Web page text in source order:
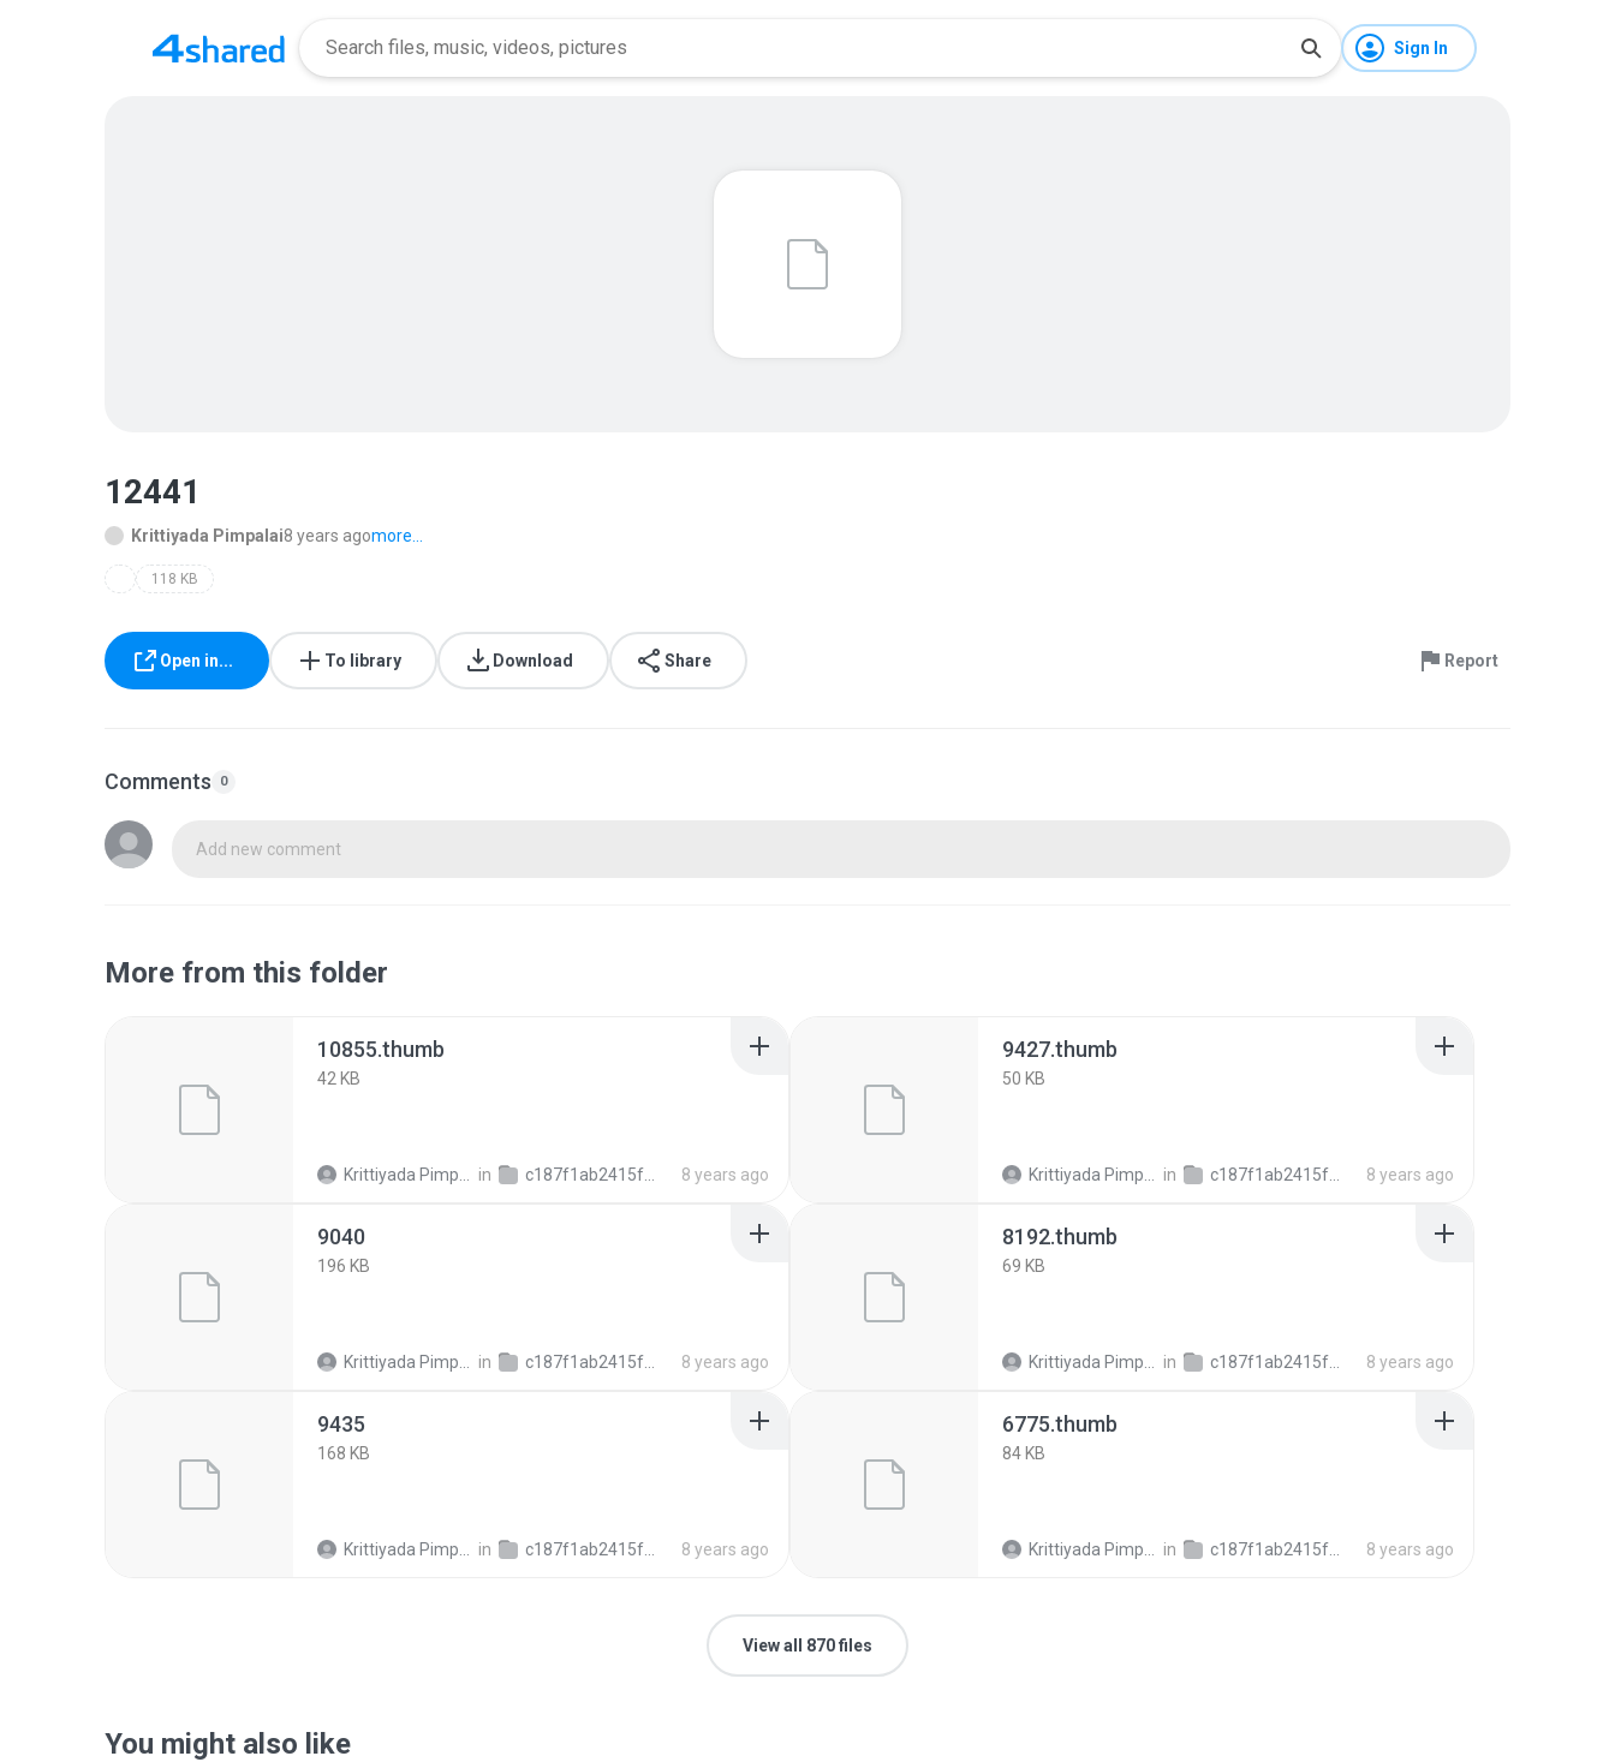
Sign In
12441
Krittiyada Pimpalai8 years agomore...
118 KB
Open in... To library Download Share Report
Comments 0
Add new comment
More from this folder
10855.thumb
42 KB
Krittiyada Pimpalai in c187f1ab2415f6106ee7b6dafa5f6c2cb 8 years ago
9427.thumb
50 KB
Krittiyada Pimpalai in c187f1ab2415f6106ee7b6dafa5f6c2cb 8 years ago
9040
196 KB
Krittiyada Pimpalai in c187f1ab2415f6106ee7b6dafa5f6c2cb 8 years ago
8192.thumb
69 KB
Krittiyada Pimpalai in c187f1ab2415f6106ee7b6dafa5f6c2cb 8 years ago
9435
168 KB
Krittiyada Pimpalai in c187f1ab2415f6106ee7b6dafa5f6c2cb 8 years ago
6775.thumb
84 KB
Krittiyada Pimpalai in c187f1ab2415f6106ee7b6dafa5f6c2cb 8 years ago
View all 870 files
You might also like